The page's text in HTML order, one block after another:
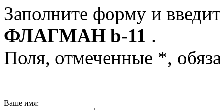
Заполните форму и
ФЛАГМАН b-11 .
Поля, отмеченные *,
Ваше имя: